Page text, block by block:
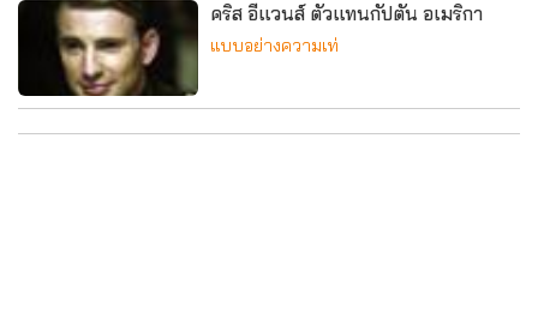
คริส อีแวนส์ ตัวแทนกัปตัน อเมริกา
แบบอย่างความเท่